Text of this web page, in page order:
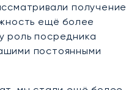
получение
ещё более
роль посредника
постоянными